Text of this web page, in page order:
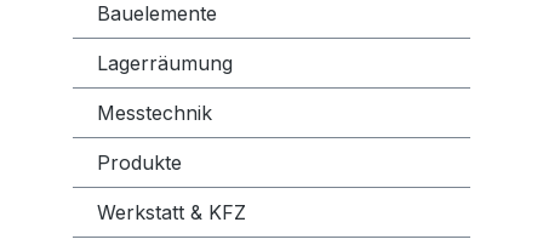
Bauelemente
Lagerräumung
Messtechnik
Produkte
Werkstatt & KFZ